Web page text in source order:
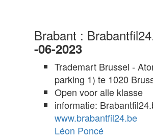
Brabant :
-06-2023
Trademart Brussel -
parking 1) te 1020
Open voor alle klasse
informatie:
www.brabantfil24.be
Léon Poncé